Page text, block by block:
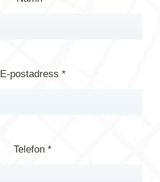
E-postadress *
Telefon *